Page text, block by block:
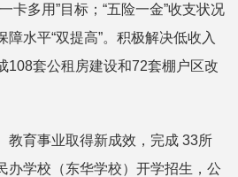
卡多用”目标；“五险一金”收支状况
水平“双提高”。积极解决低收入
108套公租房建设和72套棚户区改
教育事业取得新成效，完成 33所
办学校（东华学校）开学招生，公